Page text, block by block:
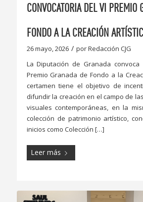
CONVOCATORIA DEL VI PREMIO
FONDO A LA CREACIÓN
26 mayo, 2026 / porRedacción CJG
La Diputación de Granada
Premio Granada de Fondo a la
certamen tiene el objetivo de
difundir la creación en el campo de
visuales contemporáneas, en la
colección de patrimonio artístico,
inicios como Colección […]
Leer más